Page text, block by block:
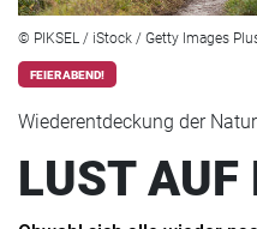
© PIKSEL / iStock / Getty Images
FEIERABEND!
Wiederentdeckung der Natur
LUST AUF